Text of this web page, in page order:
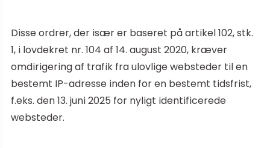
Disse ordrer, der især er baseret på artikel 102, stk.
1, i lovdekret nr. 104 af 14. august 2020, kræver
omdirigering af trafik fra ulovlige websteder til en
bestemt IP-adresse inden for en bestemt tidsfrist,
f.eks. den 13. juni 2025 for nyligt identificerede
websteder.